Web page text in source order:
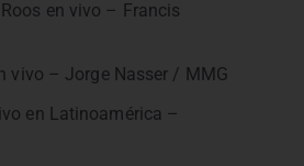
en vivo – Francis
vivo – Jorge Nasser / MMG
en Latinoamérica –